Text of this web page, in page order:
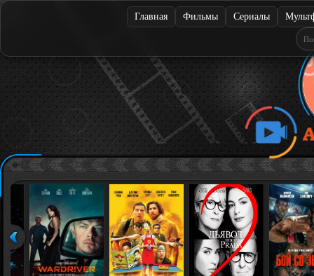
Главная Фильмы Сериалы